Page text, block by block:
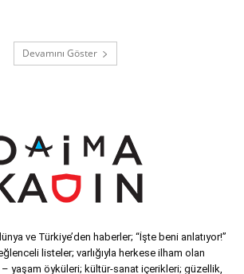
Devamını Göster
ve Türkiye’den haberler; “İşte beni anlatıyor!”
listeler; varlığıyla herkese ilham olan
– yaşam öyküleri; kültür-sanat içerikleri; güzellik,